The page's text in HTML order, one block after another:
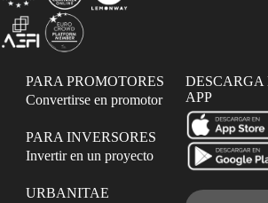
PARA PROMOTORES
Convertirse en promotor
PARA INVERSORES
Invertir en un proyecto
URBANITAE
DESCARGA
APP